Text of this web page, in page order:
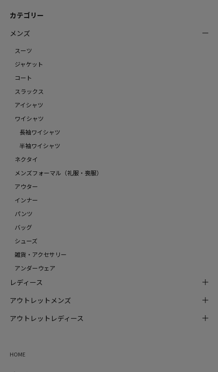
カテゴリー
メンズ
スーツ
ジャケット
コート
スラックス
アイシャツ
ワイシャツ
長袖ワイシャツ
半袖ワイシャツ
ネクタイ
メンズフォーマル（礼服・喪服）
アウター
インナー
パンツ
バッグ
シューズ
雑貨・アクセサリー
アンダーウェア
レディース
アウトレットメンズ
アウトレットレディース
HOME